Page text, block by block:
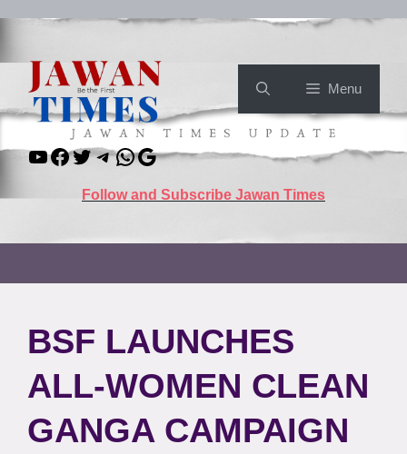
content
Menu
YouTube
Facebook
TwitterTelegram
WhatsApp
Google
Follow and Subscribe Jawan Times
BSF LAUNCHES
ALL-WOMEN CLEAN
GANGA CAMPAIGN